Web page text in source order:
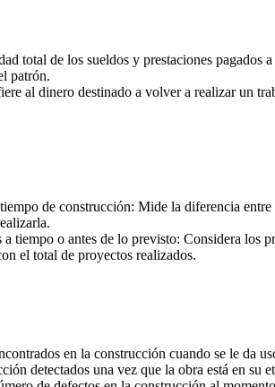
total de los sueldos y prestaciones pagados
patrón.
al dinero destinado a volver a realizar un
de construcción: Mide la diferencia
tiempo o antes de lo previsto: Considera los
el total de proyectos realizados.
en la construcción cuando se le da
detectados una vez que la obra está en su